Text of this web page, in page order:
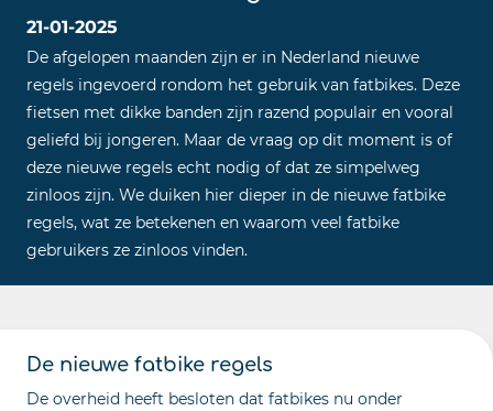
21-01-2025
De afgelopen maanden zijn er in Nederland nieuwe
regels ingevoerd rondom het gebruik van fatbikes. Deze
fietsen met dikke banden zijn razend populair en vooral
geliefd bij jongeren. Maar de vraag op dit moment is of
deze nieuwe regels echt nodig of dat ze simpelweg
zinloos zijn. We duiken hier dieper in de nieuwe fatbike
regels, wat ze betekenen en waarom veel fatbike
gebruikers ze zinloos vinden.
De nieuwe fatbike regels
De overheid heeft besloten dat fatbikes nu onder